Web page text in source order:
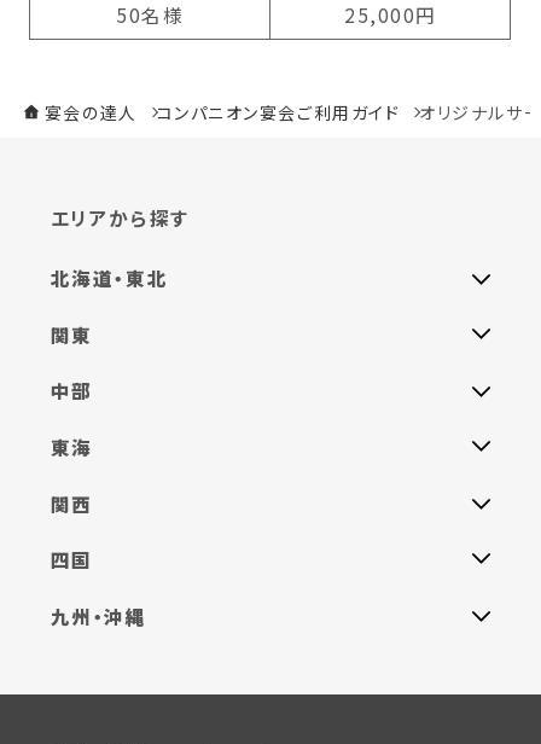
50名様
25,000円
宴会の達人 コンパニオン宴会ご利用ガイド オリジナルサ
エリアから探す
北海道・東北
関東
中部
東海
関西
四国
九州・沖縄